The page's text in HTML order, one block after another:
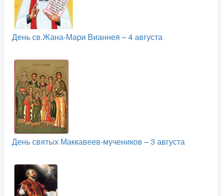
День св.Жана-Мари Вианнея – 4 августа
День святых Маккавеев-мучеников – 3 августа